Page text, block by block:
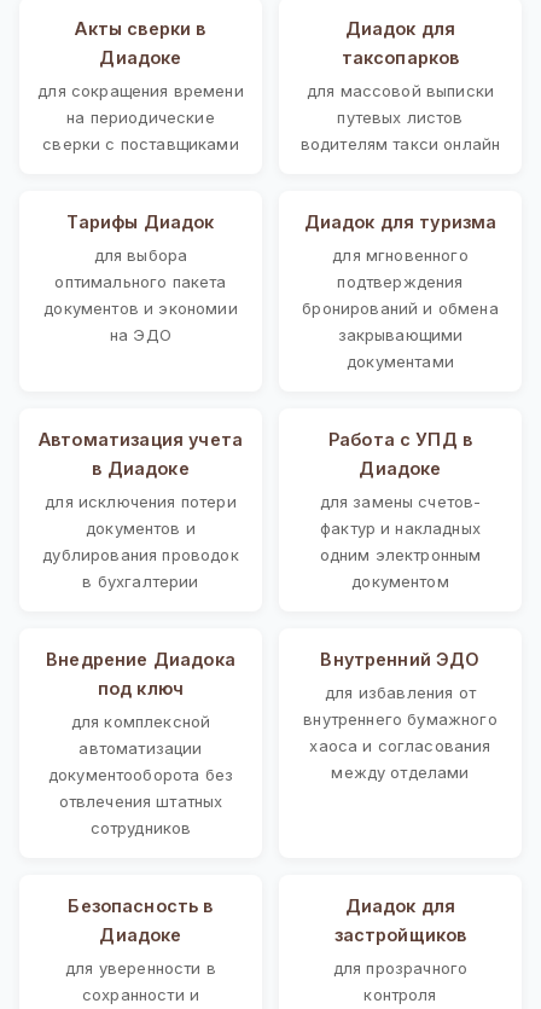
Акты сверки в
Диадоке
для сокращения времени
на периодические
сверки с поставщиками
Диадок для
таксопарков
для массовой выписки
путевых листов
водителям такси онлайн
Тарифы Диадок
для выбора
оптимального пакета
документов и экономии
на ЭДО
Диадок для туризма
для мгновенного
подтверждения
бронирований и обмена
закрывающими
документами
Автоматизация учета
в Диадоке
для исключения потери
документов и
дублирования проводок
в бухгалтерии
Работа с УПД в
Диадоке
для замены счетов-
фактур и накладных
одним электронным
документом
Внедрение Диадока
под ключ
для комплексной
автоматизации
документооборота без
отвлечения штатных
сотрудников
Внутренний ЭДО
для избавления от
внутреннего бумажного
хаоса и согласования
между отделами
Безопасность в
Диадоке
для уверенности в
сохранности и
Диадок для
застройщиков
для прозрачного
контроля